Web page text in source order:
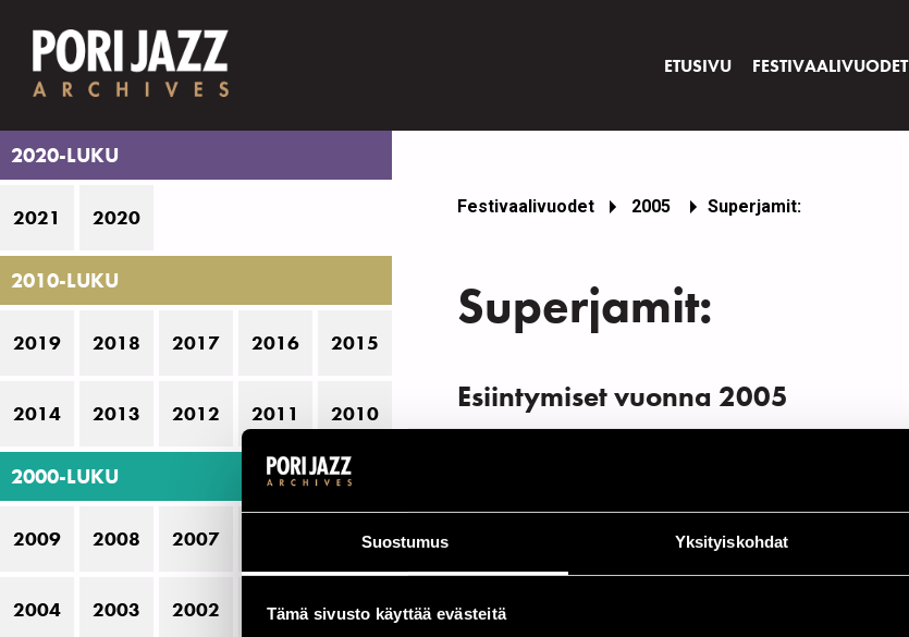
Suostumus Yksityiskohdat
Tämä sivusto käyttää evästeitä
ETUSIVU FESTIVAALIVUODET
2020-LUKU
2021 2020
2010-LUKU
2019 2018 2017 2016 2015
2014 2013 2012 2011 2010
2000-LUKU
2009 2008 2007 2005
2004 2003 2002 2001 2000
Festivaalivuodet 2005 Superjamit:
Superjamit:
Esiintymiset vuonna 2005
20.07.2005 19.30